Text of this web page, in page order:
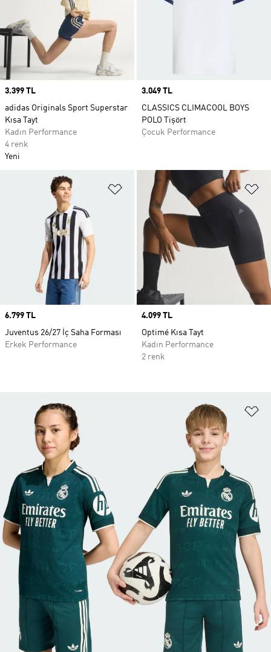
Price
3.399 TL
adidas Originals Sport Superstar
Kısa Tayt
Kadın Performance
4 renk
Yeni
Price
3.049 TL
CLASSICS CLIMACOOL BOYS
POLO Tişört
Çocuk Performance
Favori Listesine Ekle
Price
6.799 TL
Juventus 26/27 İç Saha Forması
Erkek Performance
Price
4.099 TL
Optimé Kısa Tayt
Kadın Performance
2 renk